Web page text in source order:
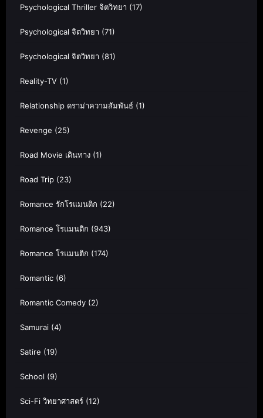
Psychological Thriller จิตวิทยา (17)
Psychological จิตวิทยา (71)
Psychological จิตวิทยา (81)
Reality-TV (1)
Relationship ดราม่าความสัมพันธ์ (1)
Revenge (25)
Road Movie เดินทาง (1)
Road Trip (23)
Romance รักโรแมนติก (22)
Romance โรแมนติก (943)
Romance โรแมนติก (174)
Romantic (6)
Romantic Comedy (2)
Samurai (4)
Satire (19)
School (9)
Sci-Fi วิทยาศาสตร์ (12)